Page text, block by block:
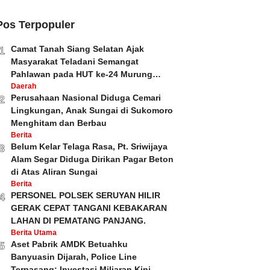
Terpopuler
Camat Tanah Siang Selatan Ajak
Masyarakat Teladani Semangat
Pahlawan pada HUT ke-24 Murung
Raya dan HUT ke-81 Kemerdekaan RI
Daerah
Perusahaan Nasional Diduga Cemari
Lingkungan, Anak Sungai di Sukomoro
Menghitam dan Berbau
Berita
Belum Kelar Telaga Rasa, Pt. Sriwijaya
Alam Segar Diduga Dirikan Pagar Beton
di Atas Aliran Sungai
Berita
PERSONEL POLSEK SERUYAN HILIR
GERAK CEPAT TANGANI KEBAKARAN
LAHAN DI PEMATANG PANJANG.
Berita Utama
Aset Pabrik AMDK Betuahku
Banyuasin Dijarah, Police Line